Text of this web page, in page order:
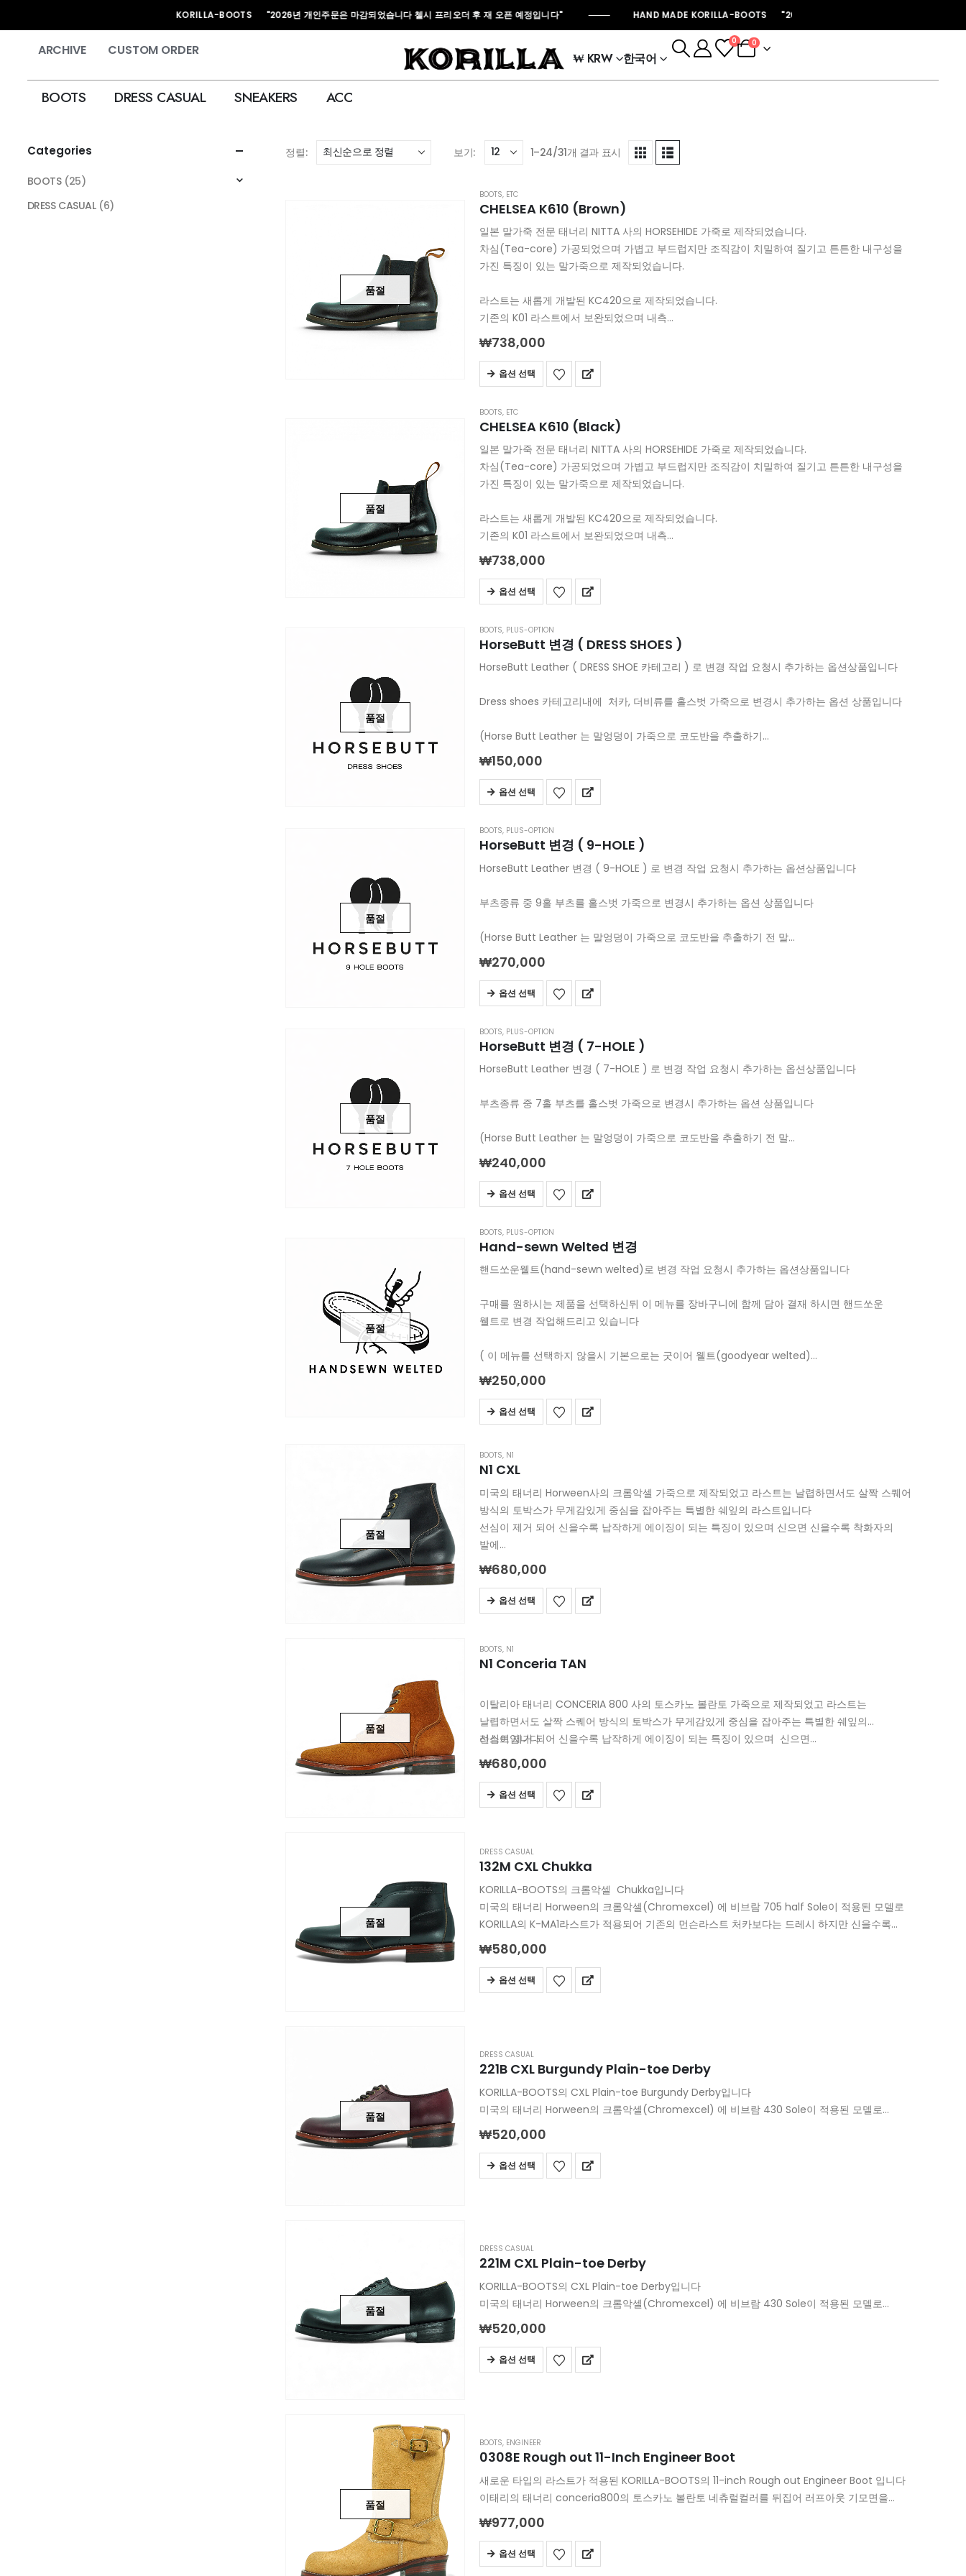
HAND MADE KORILLA-BOOTS "2026년 개인주문은 마감되었습니다 첼시 프리오더 후 재 오픈 예정입니다" HAND MADE KORILLA-BOOTS "2026년 개인주문은 마감되었습니다 첼시 프리오더 후 재
ARCHIVE CUSTOM ORDER
₩ KRW 한국어
0 0
BOOTS DRESS CASUAL SNEAKERS ACC
정렬: 보기: 1–24/31개 결과 표시
품절
BOOTS, ETC
CHELSEA K610 (Brown)
일본 말가죽 전문 태너리 NITTA 사의 HORSEHIDE 가죽로 제작되었습니다.
차심(Tea-core) 가공되었으며 가볍고 부드럽지만 조직감이 치밀하여 질기고 튼튼한 내구성을
가진 특징이 있는 말가죽으로 제작되었습니다.
라스트는 새롭게 개발된 KC420으로 제작되었습니다.
기존의 K01 라스트에서 보완되었으며 내측…
₩738,000
옵션 선택
품절
BOOTS, ETC
CHELSEA K610 (Black)
일본 말가죽 전문 태너리 NITTA 사의 HORSEHIDE 가죽로 제작되었습니다.
차심(Tea-core) 가공되었으며 가볍고 부드럽지만 조직감이 치밀하여 질기고 튼튼한 내구성을
가진 특징이 있는 말가죽으로 제작되었습니다.
라스트는 새롭게 개발된 KC420으로 제작되었습니다.
기존의 K01 라스트에서 보완되었으며 내측…
₩738,000
옵션 선택
품절
BOOTS, PLUS-OPTION
HorseButt 변경 ( DRESS SHOES )
HorseButt Leather ( DRESS SHOE 카테고리 ) 로 변경 작업 요청시 추가하는 옵션상품입니다
Dress shoes 카테고리내에 처카, 더비류를 홀스벗 가죽으로 변경시 추가하는 옵션 상품입니다
(Horse Butt Leather 는 말엉덩이 가죽으로 코도반을 추출하기…
₩150,000
옵션 선택
품절
BOOTS, PLUS-OPTION
HorseButt 변경 ( 9-HOLE )
HorseButt Leather 변경 ( 9-HOLE ) 로 변경 작업 요청시 추가하는 옵션상품입니다
부츠종류 중 9홀 부츠를 홀스벗 가죽으로 변경시 추가하는 옵션 상품입니다
(Horse Butt Leather 는 말엉덩이 가죽으로 코도반을 추출하기 전 말…
₩270,000
옵션 선택
품절
BOOTS, PLUS-OPTION
HorseButt 변경 ( 7-HOLE )
HorseButt Leather 변경 ( 7-HOLE ) 로 변경 작업 요청시 추가하는 옵션상품입니다
부츠종류 중 7홀 부츠를 홀스벗 가죽으로 변경시 추가하는 옵션 상품입니다
(Horse Butt Leather 는 말엉덩이 가죽으로 코도반을 추출하기 전 말…
₩240,000
옵션 선택
품절
BOOTS, PLUS-OPTION
Hand-sewn Welted 변경
핸드쏘운웰트(hand-sewn welted)로 변경 작업 요청시 추가하는 옵션상품입니다
구매를 원하시는 제품을 선택하신뒤 이 메뉴를 장바구니에 함께 담아 결재 하시면 핸드쏘운
웰트로 변경 작업해드리고 있습니다
( 이 메뉴를 선택하지 않을시 기본으로는 굿이어 웰트(goodyear welted)…
₩250,000
옵션 선택
품절
BOOTS, N1
N1 CXL
미국의 태너리 Horween사의 크롬악셀 가죽으로 제작되었고 라스트는 날렵하면서도 살짝 스퀘어
방식의 토박스가 무게감있게 중심을 잡아주는 특별한 쉐잎의 라스트입니다
선심이 제거 되어 신을수록 납작하게 에이징이 되는 특징이 있으며 신으면 신을수록 착화자의
발에…
₩680,000
옵션 선택
품절
BOOTS, N1
N1 Conceria TAN
이탈리아 태너리 CONCERIA 800 사의 토스카노 볼란토 가죽으로 제작되었고 라스트는
날렵하면서도 살짝 스퀘어 방식의 토박스가 무게감있게 중심을 잡아주는 특별한 쉐잎의
라스트입니다
선심이 제거 되어 신을수록 납작하게 에이징이 되는 특징이 있으며 신으면…
₩680,000
옵션 선택
품절
DRESS CASUAL
132M CXL Chukka
KORILLA-BOOTS의 크롬악셀 Chukka입니다
미국의 태너리 Horween의 크롬악셀(Chromexcel) 에 비브람 705 half Sole이 적용된 모델로
KORILLA의 K-MA1라스트가 적용되어 기존의 먼슨라스트 처카보다는 드레시 하지만 신을수록
에이징되어 납작해지는 쉐잎이 특징이고 차심가죽인 크롬악셀의 특유의 경년변화를…
₩580,000
옵션 선택
품절
DRESS CASUAL
221B CXL Burgundy Plain-toe Derby
KORILLA-BOOTS의 CXL Plain-toe Burgundy Derby입니다
미국의 태너리 Horween의 크롬악셀(Chromexcel) 에 비브람 430 Sole이 적용된 모델로
KORILLA의 k-01 라스트가 적용되어 디테일은 가장 심플하지만 먼슨라스트 특유의 라인이
돋보입니다
차심가죽인 크롬악셀 버건디 컬러의 특유의 경년변화를…
₩520,000
옵션 선택
품절
DRESS CASUAL
221M CXL Plain-toe Derby
KORILLA-BOOTS의 CXL Plain-toe Derby입니다
미국의 태너리 Horween의 크롬악셀(Chromexcel) 에 비브람 430 Sole이 적용된 모델로
KORILLA의 k-Munson라스트가 적용되어 디테일은 가장 심플하지만 먼슨라스트 특유의 라인이
돋보입니다
차심가죽인 크롬악셀의 특유의 경년변화를 느끼실수 있으며 다이나믹한 쉐잎이…
₩520,000
옵션 선택
품절
BOOTS, ENGINEER
0308E Rough out 11-Inch Engineer Boot
새로운 타입의 라스트가 적용된 KORILLA-BOOTS의 11-inch Rough out Engineer Boot 입니다
이태리의 태너리 conceria800의 토스카노 볼란토 네츄럴컬러를 뒤집어 러프아웃 기모면을
사용했고 비브람 430 Sole이 적용이 되었으며 볼드한 타입의 M-105 라스트가 적용된…
₩977,000
옵션 선택
Categories
BOOTS (25)
DRESS CASUAL (6)